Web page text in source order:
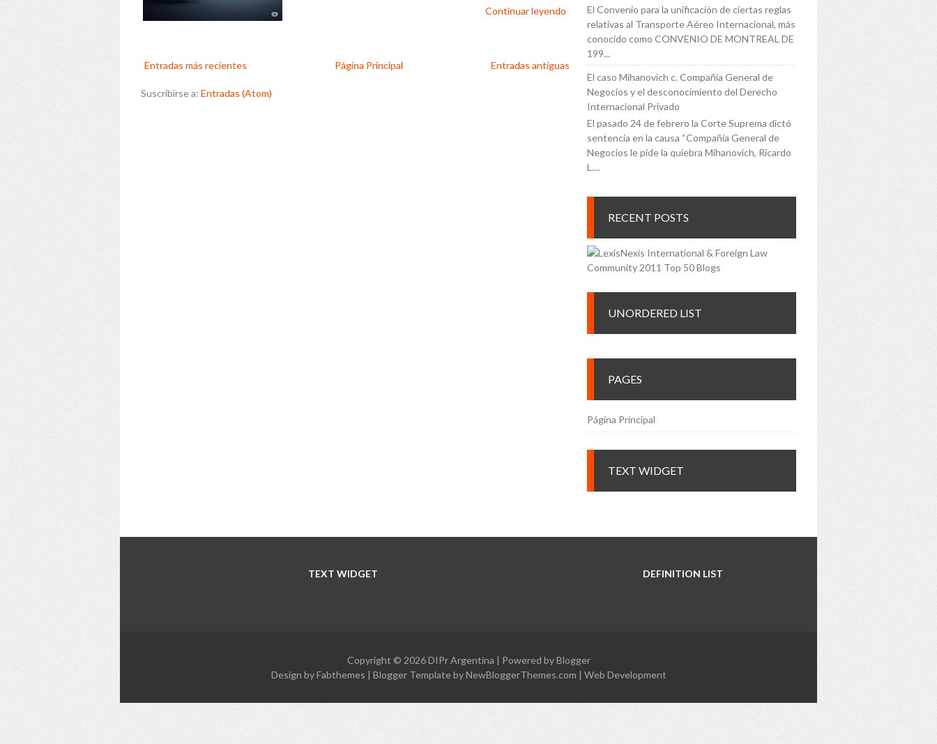
Continuar leyendo
Entradas más recientes Entradas antiguas
Página Principal
Suscribirse a: Entradas (Atom)
El Convenio para la unificación de ciertas reglas
relativas al Transporte Aéreo Internacional, más
conocido como CONVENIO DE MONTREAL DE
199...
El caso Mihanovich c. Compañía General de
Negocios y el desconocimiento del Derecho
Internacional Privado
El pasado 24 de febrero la Corte Suprema dictó
sentencia en la causa “Compañía General de
Negocios le pide la quiebra Mihanovich, Ricardo
L....
RECENT POSTS
UNORDERED LIST
PAGES
Página Principal
TEXT WIDGET
TEXT WIDGET DEFINITION LIST
Copyright © 2026DIPr Argentina | Powered byBlogger
Design byFabthemes | Blogger Template byNewBloggerThemes.com | Web Development